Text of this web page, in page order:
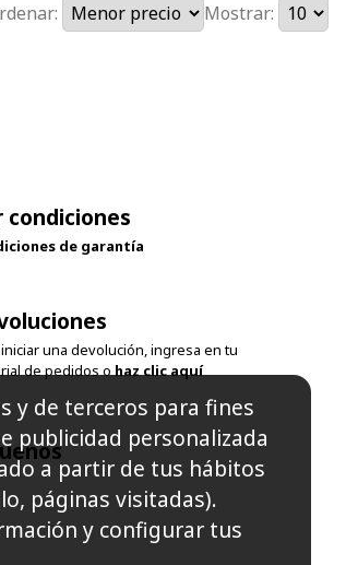
Mostrar:
de garantía
iniciar una devolución, ingresa en tu
de pedidos o
y de terceros para fines
publicidad personalizada
a partir de tus hábitos
páginas visitadas).
y configurar tus